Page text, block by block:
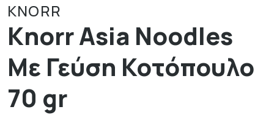
KNORR
Knorr Asia Noodles
Με Γεύση Κοτόπουλο
70 gr